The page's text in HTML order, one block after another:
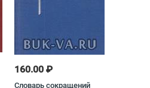
160.00 ₽
Словарь сокращений